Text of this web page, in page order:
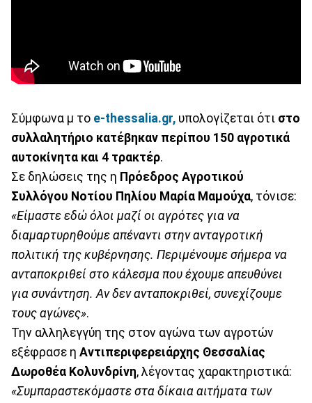
Σύμφωνα μ το e-thessalia.gr, υπολογίζεται ότι στο
συλλαλητήριο κατέβηκαν περίπου 150 αγροτικά
αυτοκίνητα και 4 τρακτέρ.
Σε δηλώσεις της η Πρόεδρος Αγροτικού
Συλλόγου Νοτίου Πηλίου Μαρία Μαμούχα, τόνισε:
«Είμαστε εδώ όλοι μαζί οι αγρότες για να
διαμαρτυρηθούμε απέναντι στην ανταγροτική
πολιτική της κυβέρνησης. Περιμένουμε σήμερα να
ανταποκριθεί στο κάλεσμα που έχουμε απευθύνει
για συνάντηση. Αν δεν ανταποκριθεί, συνεχίζουμε
τους αγώνες».
Την αλληλεγγύη της στον αγώνα των αγροτών
εξέφρασε η Αντιπεριφερειάρχης Θεσσαλίας
Δωροθέα Κολυνδρίνη, λέγοντας χαρακτηριστικά:
«Συμπαραστεκόμαστε στα δίκαια αιτήματα των